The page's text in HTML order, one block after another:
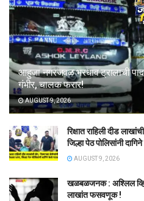
आहुजा नगरजवळ भरधाव ट्रालाची
गंभीर, चालक फरार!
AUGUST 9, 2026
रिक्षात राहिली दीड
जिल्हा पेठ पोलिसांनी
AUGUST 9, 2026
खळबळजनक : अश्लिल
लाखांत फसवणूक !